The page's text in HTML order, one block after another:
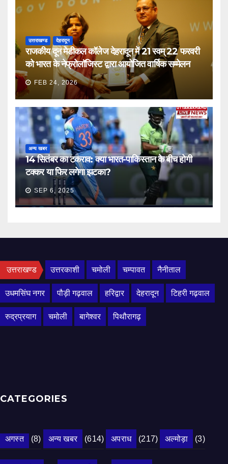
उत्तराखण्ड देहरादून
राजकीय दून मेडीकल कॉलेज देहरादून में 21 स्वम् 22 फरवरी
को भारत के नेफ्रोलॉजिस्ट द्वारा आयोजित वार्षिक सम्मेलन
FEB 24, 2026
अन्य खबर
14 सितंबर का टकराव: क्या भारत-पाकिस्तान के बीच होगी
टक्कर या फिर लगेगा झटका?
SEP 6, 2025
उत्तराखण्ड उत्तरकाशी चमोली चम्पावत नैनीताल
उधमसिंघ नगर पौड़ी गढ़वाल हरिद्वार देहरादून टिहरी गढ़वाल
रुद्रप्रयाग चमोली बागेश्वर पिथौरागढ़
CATEGORIES
अगस्त (8) अन्य खबर (614) अपराध (217) अल्मोड़ा (3)